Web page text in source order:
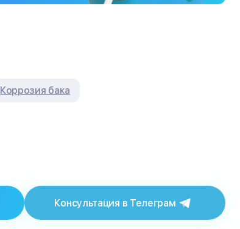
Коррозия бака
Консультация в Телеграм